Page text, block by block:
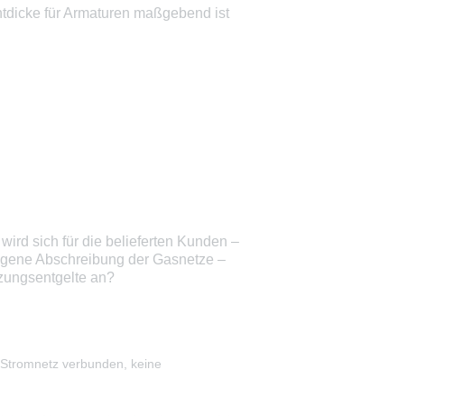
für Armaturen maßgebend ist
sich für die belieferten Kunden –
Abschreibung der Gasnetze –
an?
verbunden, keine